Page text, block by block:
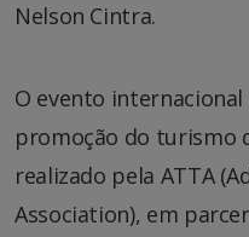
Nelson Cintra.
O evento internacional
promoção do turismo
realizado pela ATTA
Association), em